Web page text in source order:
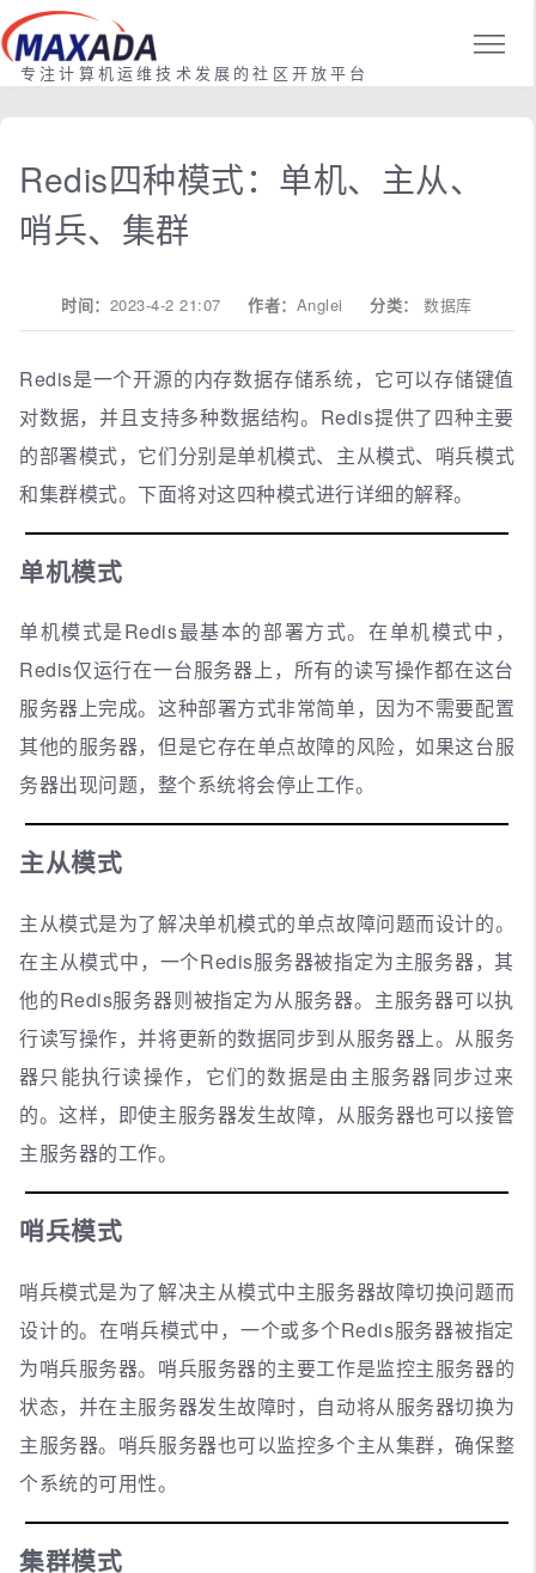
专注计算机运维技术发展的社区开放平台
Redis四种模式：单机、主从、
哨兵、集群
时间： 2023-4-2 21:07作者： Anglei 分类： 数据库
Redis是一个开源的内存数据存储系统，它可以存储键值
对数据，并且支持多种数据结构。Redis提供了四种主要
的部署模式，它们分别是单机模式、主从模式、哨兵模式
和集群模式。下面将对这四种模式进行详细的解释。
单机模式
单机模式是Redis最基本的部署方式。在单机模式中，
Redis仅运行在一台服务器上，所有的读写操作都在这台
服务器上完成。这种部署方式非常简单，因为不需要配置
其他的服务器，但是它存在单点故障的风险，如果这台服
务器出现问题，整个系统将会停止工作。
主从模式
主从模式是为了解决单机模式的单点故障问题而设计的。
在主从模式中，一个Redis服务器被指定为主服务器，其
他的Redis服务器则被指定为从服务器。主服务器可以执
行读写操作，并将更新的数据同步到从服务器上。从服务
器只能执行读操作，它们的数据是由主服务器同步过来
的。这样，即使主服务器发生故障，从服务器也可以接管
主服务器的工作。
哨兵模式
哨兵模式是为了解决主从模式中主服务器故障切换问题而
设计的。在哨兵模式中，一个或多个Redis服务器被指定
为哨兵服务器。哨兵服务器的主要工作是监控主服务器的
状态，并在主服务器发生故障时，自动将从服务器切换为
主服务器。哨兵服务器也可以监控多个主从集群，确保整
个系统的可用性。
集群模式